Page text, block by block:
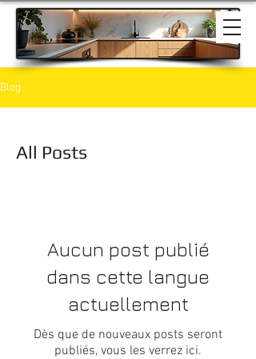
Blog
All Posts
Aucun post publié
dans cette langue
actuellement
Dès que de nouveaux posts seront
publiés, vous les verrez ici.